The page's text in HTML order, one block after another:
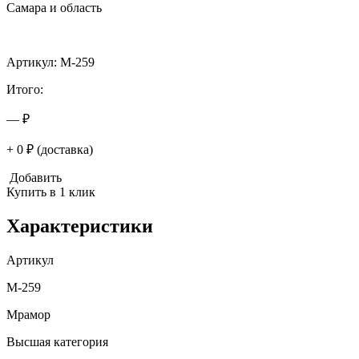
Самара и область
Артикул: M-259
Итого:
— ₽
+ 0 ₽ (доставка)
Добавить
Купить в 1 клик
Характеристики
Артикул
M-259
Мрамор
Высшая категория